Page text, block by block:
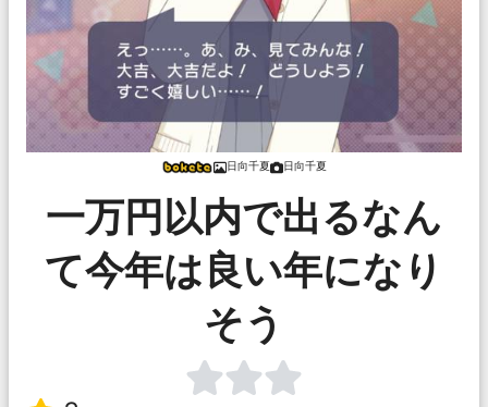
日向千夏 日向千夏
一万円以内で出るなん
て今年は良い年になり
そう